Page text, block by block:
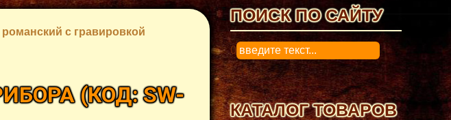
романский с гравировкой
(КОД:SW-
ПОИСК ПО САЙТУ
0
КАТАЛОГ ТОВАРОВ